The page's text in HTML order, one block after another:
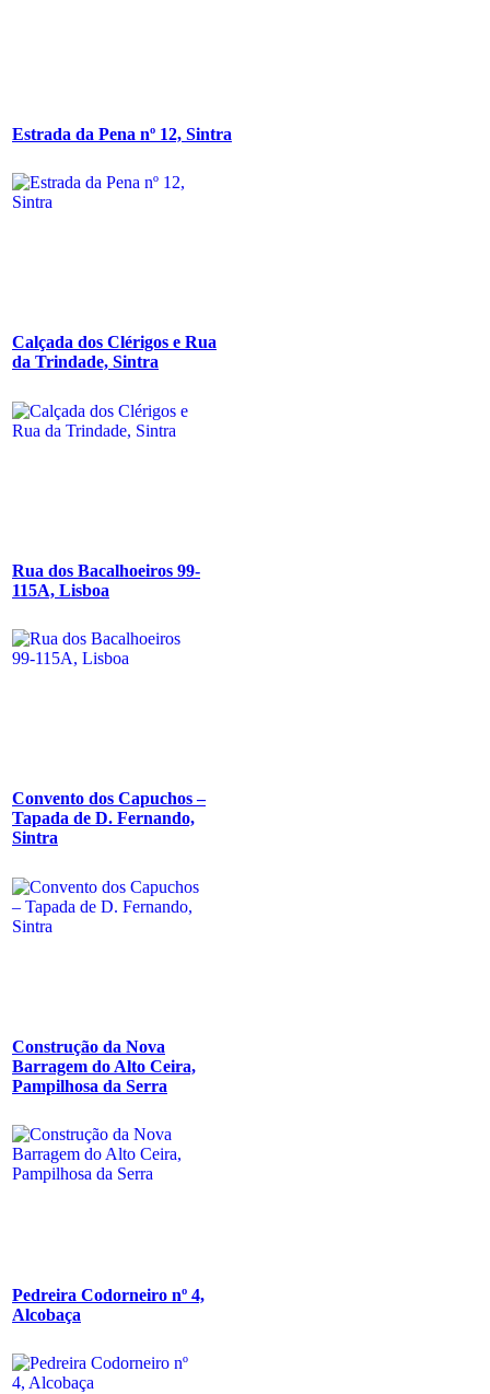
Estrada da Pena nº 12, Sintra
Calçada dos Clérigos e Rua
da Trindade, Sintra
Rua dos Bacalhoeiros 99-
115A, Lisboa
Convento dos Capuchos –
Tapada de D. Fernando,
Sintra
Construção da Nova
Barragem do Alto Ceira,
Pampilhosa da Serra
Pedreira Codorneiro nº 4,
Alcobaça